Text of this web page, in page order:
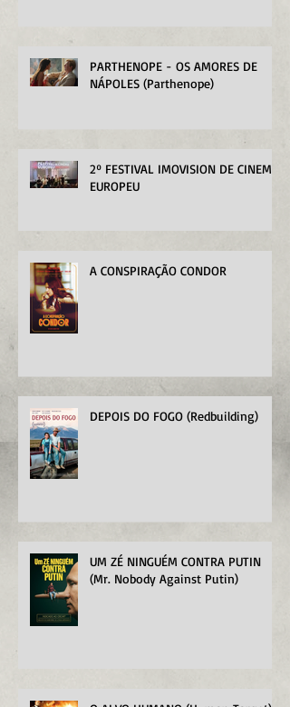
PARTHENOPE - OS AMORES DE
NÁPOLES (Parthenope)
2º FESTIVAL IMOVISION DE CINEMA
EUROPEU
A CONSPIRAÇÃO CONDOR
DEPOIS DO FOGO (Redbuilding)
UM ZÉ NINGUÉM CONTRA PUTIN
(Mr. Nobody Against Putin)